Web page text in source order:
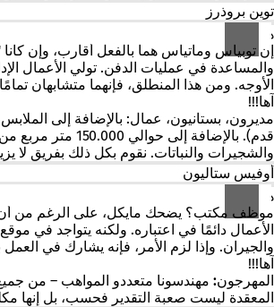
توين بروذرز
هـه؟
إن توبياس وماتياس هما بالفعل أقارب، وإن
والمساعدة في عمليات الدفن. تولي الأعمال
الأوجه. ومن هذا المنطلق، فإنهما متشابهان
آها!!!
مديرون، بستانيون، عمال
والشجيرات والنباتات. نقوم بكل ذلك بفريق
أوفيس ستاليون
هـه؟
موظف مكتب؟ يضحك مايكل، على الرغم من
الأعمال دائمًا في اعتباره. ولكنه يتواجد في
والجيران. وإذا لزم الأمر، فإنه يشارك في
آها!!!
المهرجون: مهندسونا متعددو المواهب – من
المعقدة ليست صعبة التقدير فحسب، بل إنها